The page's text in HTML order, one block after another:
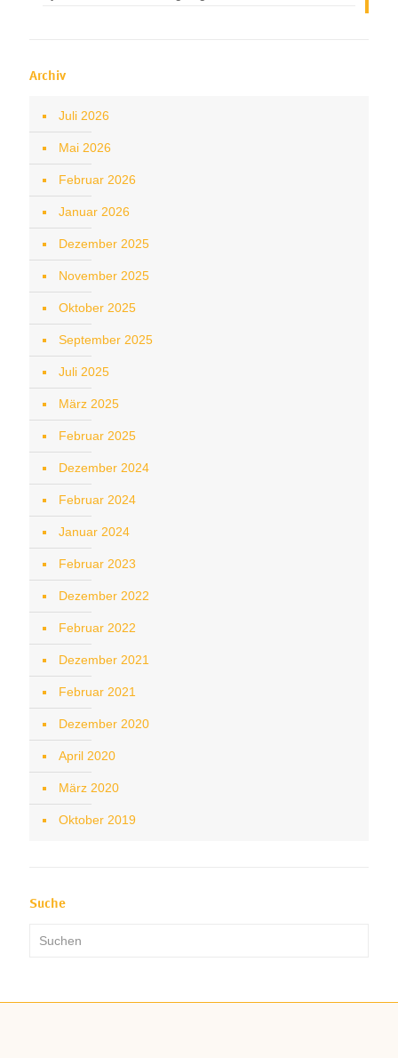
Archiv
Juli 2026
Mai 2026
Februar 2026
Januar 2026
Dezember 2025
November 2025
Oktober 2025
September 2025
Juli 2025
März 2025
Februar 2025
Dezember 2024
Februar 2024
Januar 2024
Februar 2023
Dezember 2022
Februar 2022
Dezember 2021
Februar 2021
Dezember 2020
April 2020
März 2020
Oktober 2019
Suche